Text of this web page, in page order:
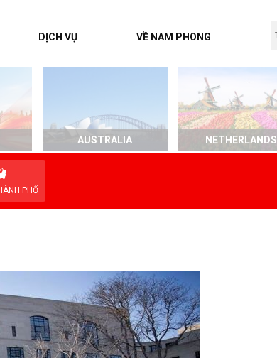
DỊCH VỤ VỀ NAM PHONG
AUSTRALIA NETHERLANDS
PHỐ